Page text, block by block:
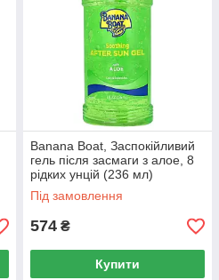
Banana Boat, Заспокійливий
гель після засмаги з алое, 8
рідких унцій (236 мл)
Під замовлення
574 ₴
Купити